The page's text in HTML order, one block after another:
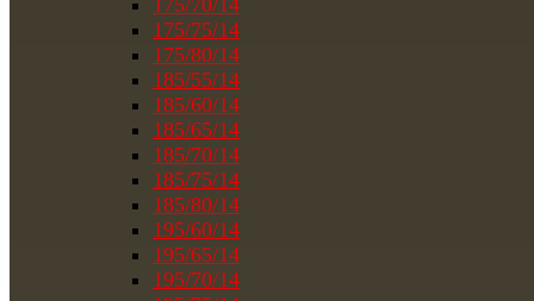
175/70/14
175/75/14
175/80/14
185/55/14
185/60/14
185/65/14
185/70/14
185/75/14
185/80/14
195/60/14
195/65/14
195/70/14